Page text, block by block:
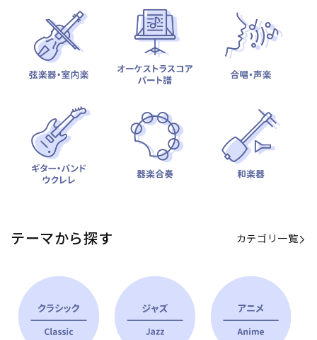
テーマから探す カテゴリ一覧